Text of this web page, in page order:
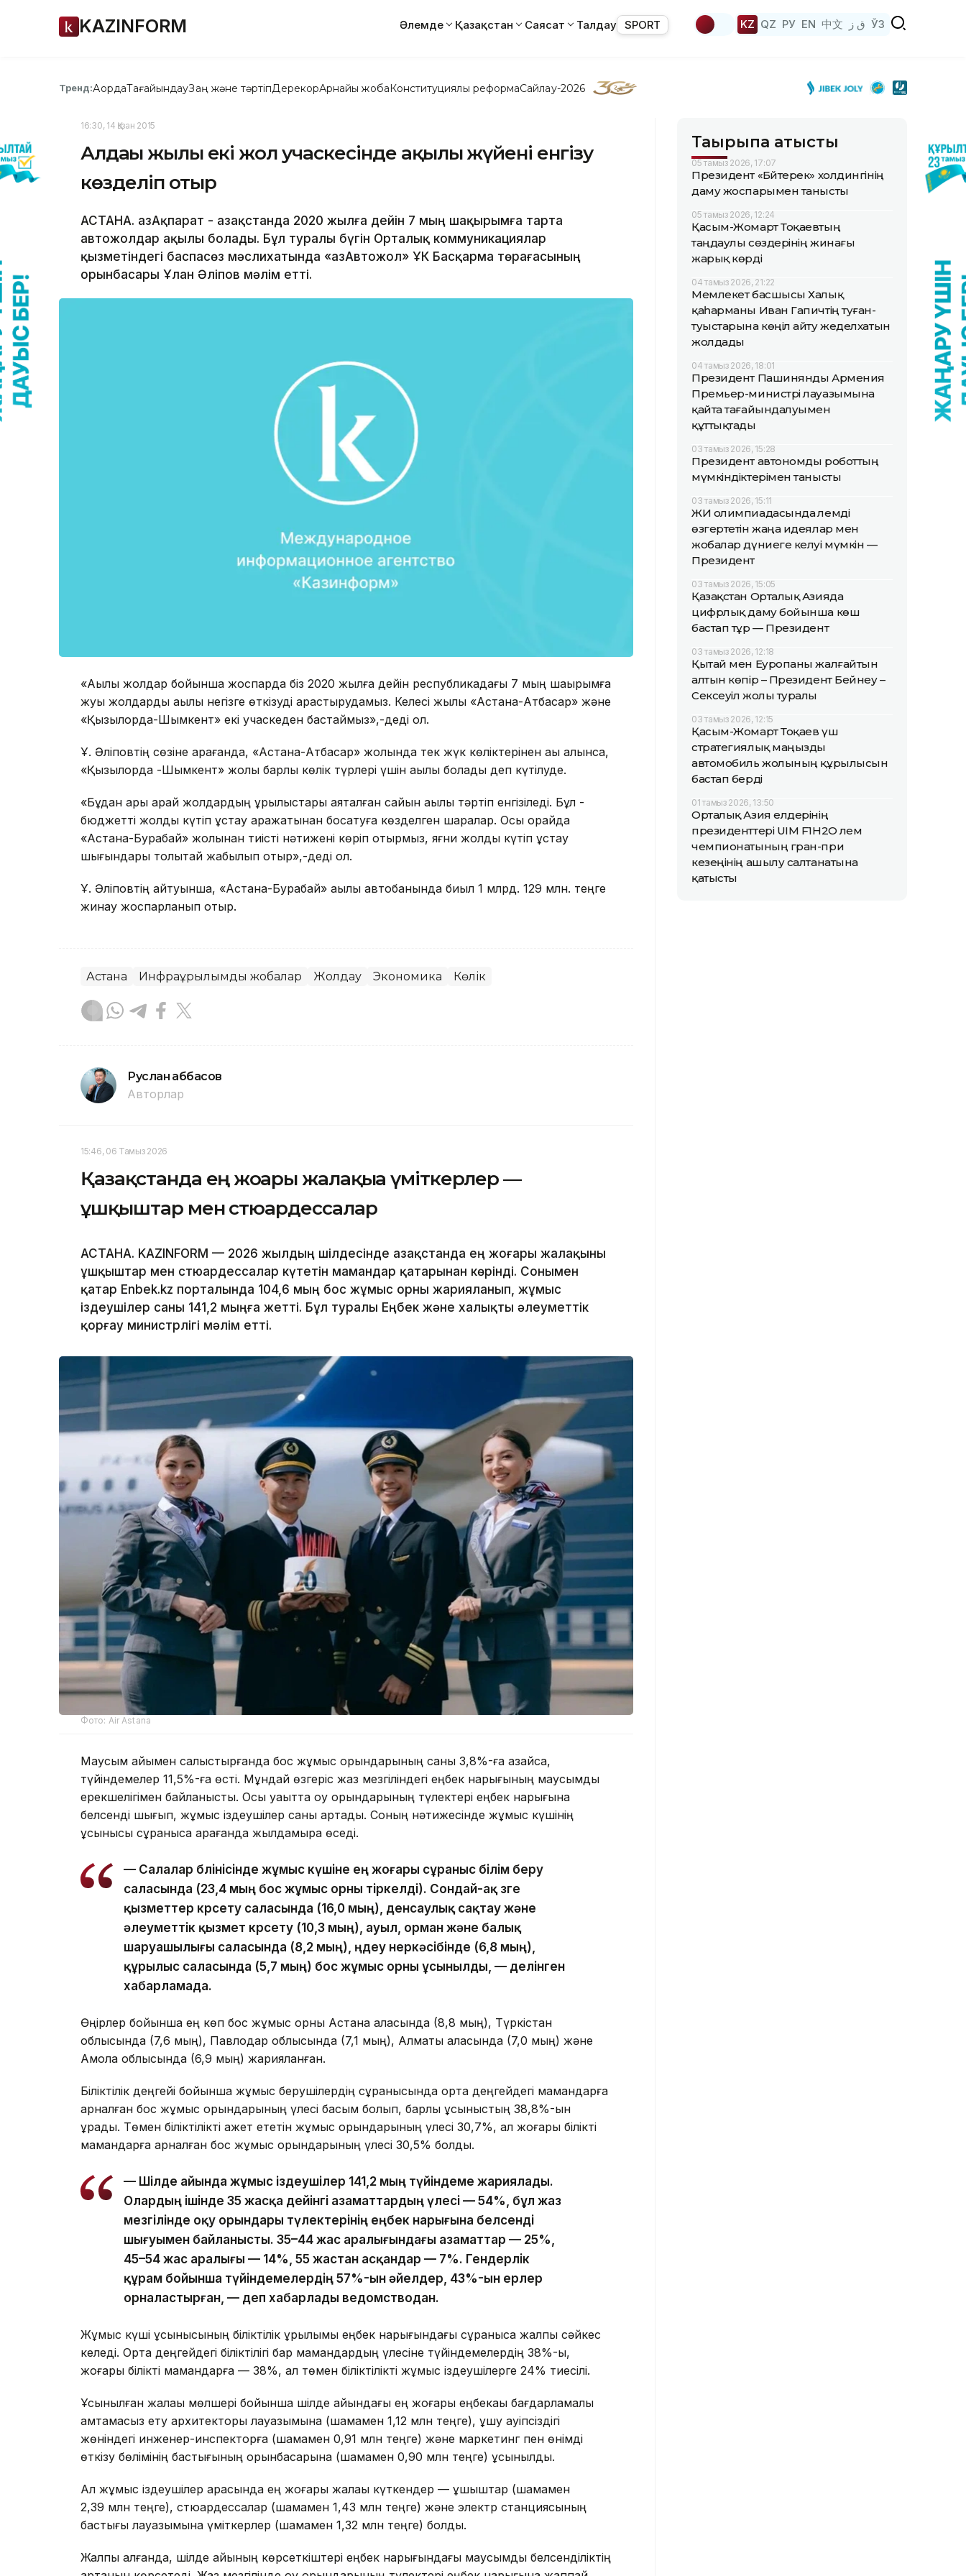
KAZINFORM Әлемде Қазақстан Саясат Талдау SPORT KZ QZ РУ EN 中文 ق ز ЎЗ
Тренд:АқордаТағайындауЗаң және тәртіпДерекқорАрнайы жобаКонституциялық реформаСайлау-2026
16:30, 14 Қазан 2015
Алдағы жылы екі жол учаскесінде ақылы жүйені енгізу
көзделіп отыр
АСТАНА. ҚазАқпарат - Қазақстанда 2020 жылға дейін 7 мың шақырымға тарта
автожолдар ақылы болады. Бұл туралы бүгін Орталық коммуникациялар
қызметіндегі баспасөз мәслихатында «ҚазАвтожол» ҰК Басқарма төрағасының
орынбасары Ұлан Әліпов мәлім етті.
«Ақылы жолдар бойынша жоспарда біз 2020 жылға дейін республикадағы 7 мың шақырымға
жуық жолдарды ақылы негізге өткізуді қарастырудамыз. Келесі жылы «Астана-Атбасар» және
«Қызылорда-Шымкент» екі учаскеден бастаймыз»,-деді ол.
Ұ. Әліповтің сөзіне қарағанда, «Астана-Атбасар» жолында тек жүк көліктерінен ақы алынса,
«Қызылорда -Шымкент» жолы барлық көлік түрлері үшін ақылы болады деп күтілуде.
«Бұдан ары қарай жолдардың құрылыстары аяқталған сайын ақылы тәртіп енгізіледі. Бұл -
бюджетті жолды күтіп ұстау қаражатынан босатуға көзделген шаралар. Осы орайда
«Астана-Бурабай» жолынан тиісті нәтижені көріп отырмыз, яғни жолды күтіп ұстау
шығындары толықтай жабылып отыр»,-деді ол.
Ұ. Әліповтің айтуынша, «Астана-Бурабай» ақылы автобанында биыл 1 млрд. 129 млн. теңге
жинау жоспарланып отыр.
Астана Инфрақұрылымдық жобалар Жолдау Экономика Көлік
Руслан Ғаббасов
Авторлар
15:46, 06 Тамыз 2026
Қазақстанда ең жоғары жалақыға үміткерлер —
ұшқыштар мен стюардессалар
АСТАНА. KAZINFORM — 2026 жылдың шілдесінде Қазақстанда ең жоғары жалақыны
ұшқыштар мен стюардессалар күтетін мамандар қатарынан көрінді. Сонымен
қатар Enbek.kz порталында 104,6 мың бос жұмыс орны жарияланып, жұмыс
іздеушілер саны 141,2 мыңға жетті. Бұл туралы Еңбек және халықты әлеуметтік
қорғау министрлігі мәлім етті.
Фото: Air Astana
Маусым айымен салыстырғанда бос жұмыс орындарының саны 3,8%-ға азайса,
түйіндемелер 11,5%-ға өсті. Мұндай өзгеріс жаз мезгіліндегі еңбек нарығының маусымдық
ерекшелігімен байланысты. Осы уақытта оқу орындарының түлектері еңбек нарығына
белсенді шығып, жұмыс іздеушілер саны артады. Соның нәтижесінде жұмыс күшінің
ұсынысы сұранысқа қарағанда жылдамырақ өседі.
— Салалар бөлінісінде жұмыс күшіне ең жоғары сұраныс білім беру
саласында (23,4 мың бос жұмыс орны тіркелді). Сондай-ақ өзге
қызметтер көрсету саласында (16,0 мың), денсаулық сақтау және
әлеуметтік қызмет көрсету (10,3 мың), ауыл, орман және балық
шаруашылығы саласында (8,2 мың), өңдеу өнеркәсібінде (6,8 мың),
құрылыс саласында (5,7 мың) бос жұмыс орны ұсынылды, — делінген
хабарламада.
Өңірлер бойынша ең көп бос жұмыс орны Астана қаласында (8,8 мың), Түркістан
облысында (7,6 мың), Павлодар облысында (7,1 мың), Алматы қаласында (7,0 мың) және
Ақмола облысында (6,9 мың) жарияланған.
Біліктілік деңгейі бойынша жұмыс берушілердің сұранысында орта деңгейдегі мамандарға
арналған бос жұмыс орындарының үлесі басым болып, барлық ұсыныстың 38,8%-ын
құрады. Төмен біліктілікті қажет ететін жұмыс орындарының үлесі 30,7%, ал жоғары білікті
мамандарға арналған бос жұмыс орындарының үлесі 30,5% болды.
— Шілде айында жұмыс іздеушілер 141,2 мың түйіндеме жариялады.
Олардың ішінде 35 жасқа дейінгі азаматтардың үлесі — 54%, бұл жаз
мезгілінде оқу орындары түлектерінің еңбек нарығына белсенді
шығуымен байланысты. 35–44 жас аралығындағы азаматтар — 25%,
45–54 жас аралығы — 14%, 55 жастан асқандар — 7%. Гендерлік
құрам бойынша түйіндемелердің 57%-ын әйелдер, 43%-ын ерлер
орналастырған, — деп хабарлады ведомстводан.
Жұмыс күші ұсынысының біліктілік құрылымы еңбек нарығындағы сұранысқа жалпы сәйкес
келеді. Орта деңгейдегі біліктілігі бар мамандардың үлесіне түйіндемелердің 38%-ы,
жоғары білікті мамандарға — 38%, ал төмен біліктілікті жұмыс іздеушілерге 24% тиесілі.
Ұсынылған жалақы мөлшері бойынша шілде айындағы ең жоғары еңбекақы бағдарламалық
қамтамасыз ету архитекторы лауазымына (шамамен 1,12 млн теңге), ұшу қауіпсіздігі
жөніндегі инженер-инспекторға (шамамен 0,91 млн теңге) және маркетинг пен өнімді
өткізу бөлімінің бастығының орынбасарына (шамамен 0,90 млн теңге) ұсынылды.
Ал жұмыс іздеушілер арасында ең жоғары жалақы күткендер — ұшқыштар (шамамен
2,39 млн теңге), стюардессалар (шамамен 1,43 млн теңге) және электр станциясының
бастығы лауазымына үміткерлер (шамамен 1,32 млн теңге) болды.
Жалпы алғанда, шілде айының көрсеткіштері еңбек нарығындағы маусымдық белсенділіктің
Тақырыпқа қатысты
05 тамыз 2026, 17:07
Президент «Бәйтерек» холдингінің
даму жоспарымен танысты
05 тамыз 2026, 12:24
Қасым-Жомарт Тоқаевтың
таңдаулы сөздерінің жинағы
жарық көрді
04 тамыз 2026, 21:22
Мемлекет басшысы Халық
қаһарманы Иван Гапичтің туған-
туыстарына көңіл айту жеделхатын
жолдады
04 тамыз 2026, 18:01
Президент Пашинянды Армения
Премьер-министрі лауазымына
қайта тағайындалуымен
құттықтады
03 тамыз 2026, 15:28
Президент автономды роботтың
мүмкіндіктерімен танысты
03 тамыз 2026, 15:11
ЖИ олимпиадасында әлемді
өзгертетін жаңа идеялар мен
жобалар дүниеге келуі мүмкін —
Президент
03 тамыз 2026, 15:05
Қазақстан Орталық Азияда
цифрлық даму бойынша көш
бастап тұр — Президент
03 тамыз 2026, 12:18
Қытай мен Еуропаны жалғайтын
алтын көпір – Президент Бейнеу –
Сексеуіл жолы туралы
03 тамыз 2026, 12:15
Қасым-Жомарт Тоқаев үш
стратегиялық маңызды
автомобиль жолының құрылысын
бастап берді
01 тамыз 2026, 13:50
Орталық Азия елдерінің
президенттері UIM F1H2O әлем
чемпионатының гран-при
кезеңінің ашылу салтанатына
қатысты